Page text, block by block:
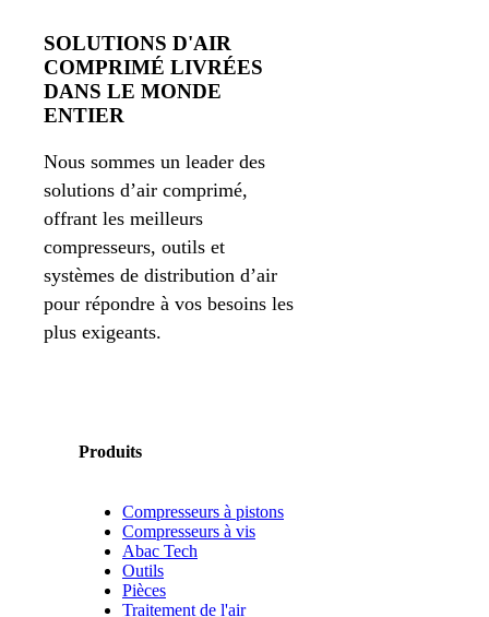
SOLUTIONS D'AIR
COMPRIMÉ LIVRÉES
DANS LE MONDE
ENTIER
Nous sommes un leader des
solutions d’air comprimé,
offrant les meilleurs
compresseurs, outils et
systèmes de distribution d’air
pour répondre à vos besoins les
plus exigeants.
Produits
Compresseurs à pistons
Compresseurs à vis
Abac Tech
Outils
Pièces
Traitement de l'air